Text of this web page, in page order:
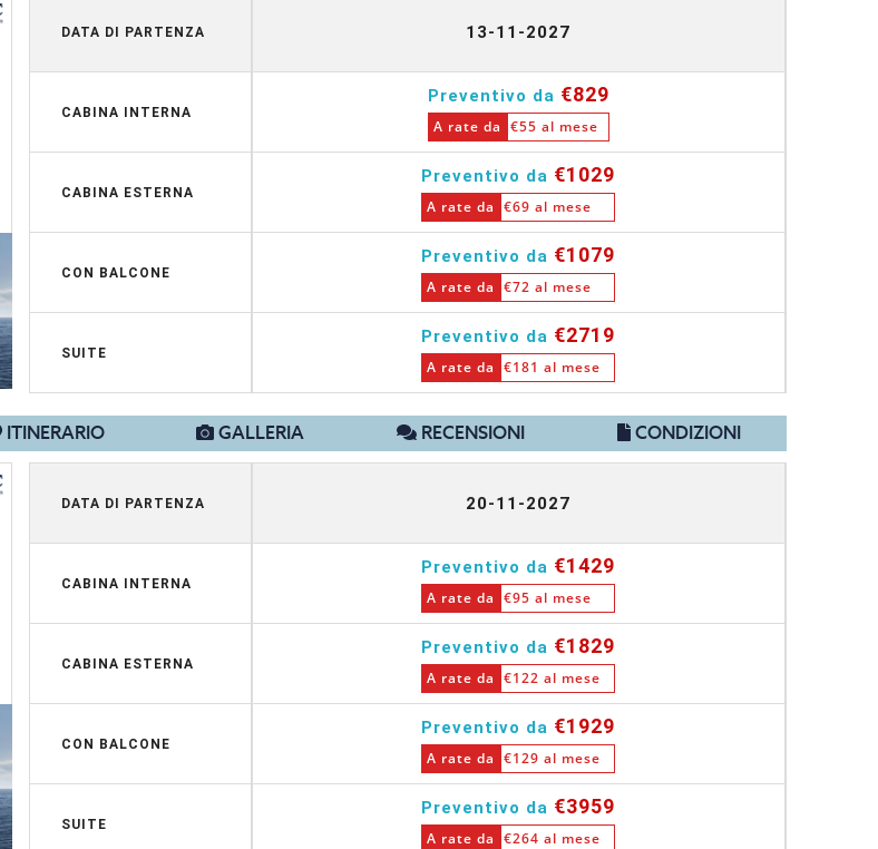
DATA DI PARTENZA
CABINA INTERNA
CABINA ESTERNA
CON BALCONE
SUITE
13-11-2027
Preventivo da €829
A rate da €55 al mese
Preventivo da €1029
A rate da €69 al mese
Preventivo da €1079
A rate da €72 al mese
Preventivo da €2719
A rate da €181 al mese
ITINERARIO GALLERIA RECENSIONI CONDIZIONI
DATA DI PARTENZA
CABINA INTERNA
CABINA ESTERNA
CON BALCONE
SUITE
20-11-2027
Preventivo da €1429
A rate da €95 al mese
Preventivo da €1829
A rate da €122 al mese
Preventivo da €1929
A rate da €129 al mese
Preventivo da €3959
A rate da €264 al mese